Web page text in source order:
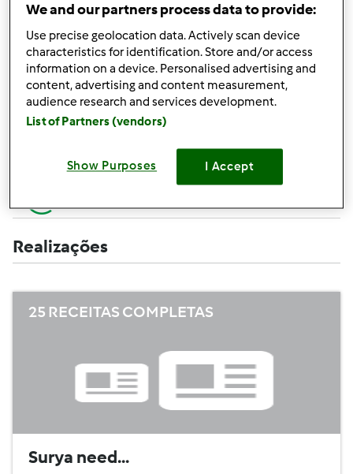
pontos
Vencedor do passatempo
+10
pontos
Criar uma receita (completa=10 pontos,
apenas campos obrigatórios =5 pontos)
+1
ponto
Avaliar uma receita
Adicionar um amigo
ponto
Realizações
25 RECEITAS COMPLETAS
Surya need...
We and our partners process data to provide:
Use precise geolocation data. Actively scan device
characteristics for identification. Store and/or access
information on a device. Personalised advertising and
content, advertising and content measurement,
audience research and services development.
List of Partners (vendors)
Show Purposes I Accept